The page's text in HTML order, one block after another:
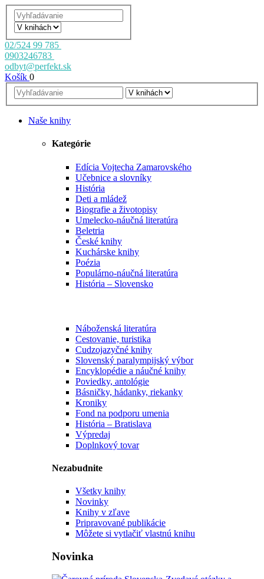
02/524 99 785
0903246783
odbyt@perfekt.sk
Košík 0
Naše knihy
Kategórie
Edícia Vojtecha Zamarovského
Učebnice a slovníky
História
Deti a mládež
Biografie a životopisy
Umelecko-náučná literatúra
Beletria
České knihy
Kuchárske knihy
Poézia
Populárno-náučná literatúra
História – Slovensko
Náboženská literatúra
Cestovanie, turistika
Cudzojazyčné knihy
Slovenský paralympijský výbor
Encyklopédie a náučné knihy
Poviedky, antológie
Básničky, hádanky, riekanky
Kroniky
Fond na podporu umenia
História – Bratislava
Výpredaj
Doplnkový tovar
Nezabudnite
Všetky knihy
Novinky
Knihy v zľave
Pripravované publikácie
Môžete si vytlačiť vlastnú knihu
Novinka